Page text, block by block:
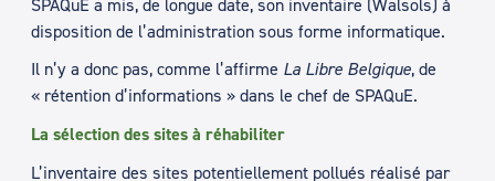
disposition de l’administration sous forme informatique.
Il n’y a donc pas, comme l’affirme La Libre Belgique, de
« rétention d’informations » dans le chef de SPAQuE.
La sélection des sites à réhabiliter
L’inventaire des sites potentiellement pollués réalisé par